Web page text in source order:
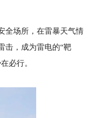
全场所，在雷暴天气情
击，成为雷电的“靶
必行。